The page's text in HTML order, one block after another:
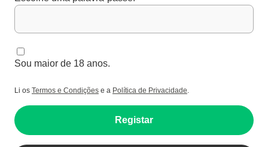
Sou maior de 18 anos.
Li os Termos e Condições e a Política de Privacidade.
Registar